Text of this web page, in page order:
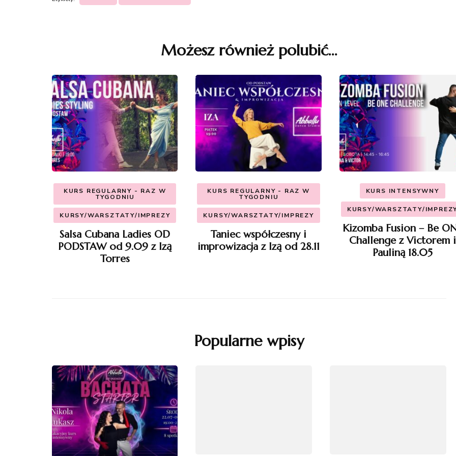
Możesz również polubić…
KURS REGULARNY - RAZ W
TYGODNIU
KURSY/WARSZTATY/IMPREZY
Salsa Cubana Ladies OD
PODSTAW od 9.09 z Izą
Torres
KURS REGULARNY - RAZ W
TYGODNIU
KURSY/WARSZTATY/IMPREZY
Taniec współczesny i
improwizacja z Izą od 28.11
KURS INTENSYWNY
KURSY/WARSZTATY/
Kizomba Fusion – Be
Challenge z Victorem i
Pauliną 18.05
Popularne wpisy